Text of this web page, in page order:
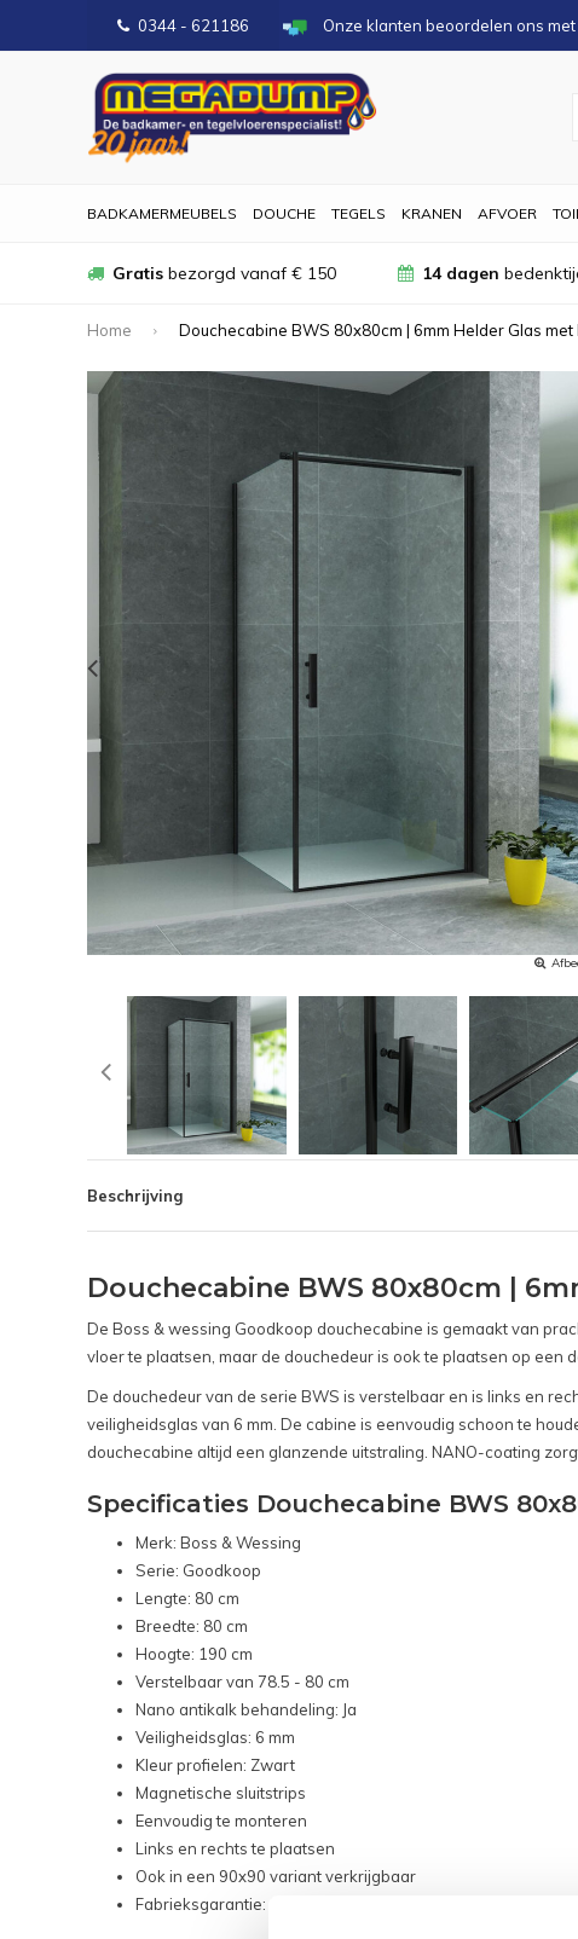
0344 - 621186 Onze klanten beoordelen ons
BADKAMERMEUBELS DOUCHE TEGELS KRANEN AFVOER
Gratis bezorgd vanaf € 150 14 dagen
Home Douchecabine BWS 80x80cm | 6mm Helder Glas
Beschrijving
Douchecabine BWS 80x80cm |
De Boss & wessing Goodkoop douchecabine is gemaakt van
vloer te plaatsen, maar de douchedeur is ook te plaatsen op een
De douchedeur van de serie BWS is verstelbaar en is links en
veiligheidsglas van 6 mm. De cabine is eenvoudig schoon te
douchecabine altijd een glanzende uitstraling. NANO-coating
Specificaties Douchecabine BWS
Merk: Boss & Wessing
Serie: Goodkoop
Lengte: 80 cm
Breedte: 80 cm
Hoogte: 190 cm
Verstelbaar van 78.5 - 80 cm
Nano antikalk behandeling: Ja
Veiligheidsglas: 6 mm
Kleur profielen: Zwart
Magnetische sluitstrips
Eenvoudig te monteren
Links en rechts te plaatsen
Ook in een 90x90 variant verkrijgbaar
Fabrieksgarantie: 2 jaar